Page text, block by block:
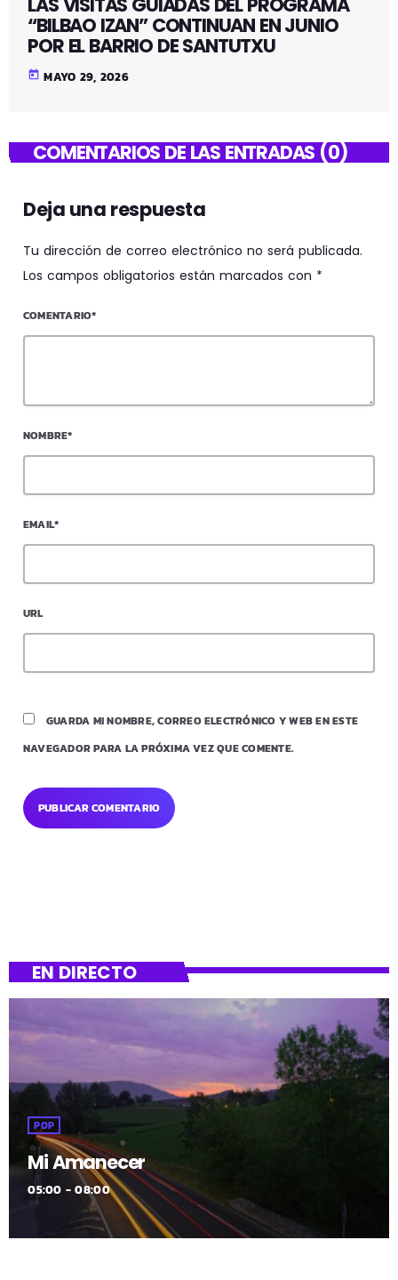
“BILBAO IZAN” CONTINUAN EN JUNIO
POR EL BARRIO DE SANTUTXU
today MAYO 29, 2026
COMENTARIOS DE LAS ENTRADAS (0)
Deja una respuesta
Tu dirección de correo electrónico no será publicada.
Los campos obligatorios están marcados con *
COMENTARIO*
NOMBRE*
EMAIL*
URL
GUARDA MI NOMBRE, CORREO ELECTRÓNICO Y WEB EN ESTE
NAVEGADOR PARA LA PRÓXIMA VEZ QUE COMENTE.
EN DIRECTO
POP
Mi Amanecer
05:00 - 08:00